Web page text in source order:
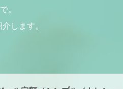
。
します。